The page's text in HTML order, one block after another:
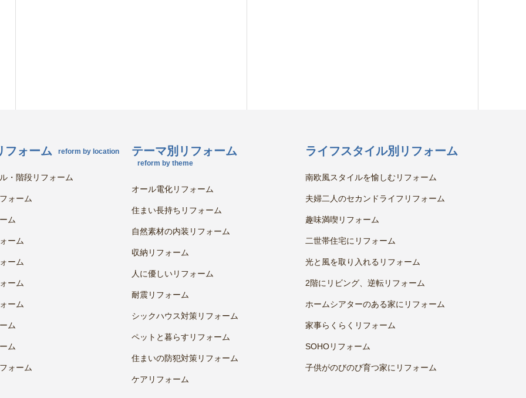
フォーム reform by location
・階段リフォーム
ォーム
ム
ーム
ーム
ーム
ーム
ム
ム
ォーム
テーマ別リフォーム
reform by theme
オール電化リフォーム
住まい長持ちリフォーム
自然素材の内装リフォーム
収納リフォーム
人に優しいリフォーム
耐震リフォーム
シックハウス対策リフォーム
ペットと暮らすリフォーム
住まいの防犯対策リフォーム
ケアリフォーム
ライフスタイル別リフォーム
南欧風スタイルを愉しむリフォーム
夫婦二人のセカンドライフリフォーム
趣味満喫リフォーム
二世帯住宅にリフォーム
光と風を取り入れるリフォーム
2階にリビング、逆転リフォーム
ホームシアターのある家にリフォーム
家事らくらくリフォーム
SOHOリフォーム
子供がのびのび育つ家にリフォーム